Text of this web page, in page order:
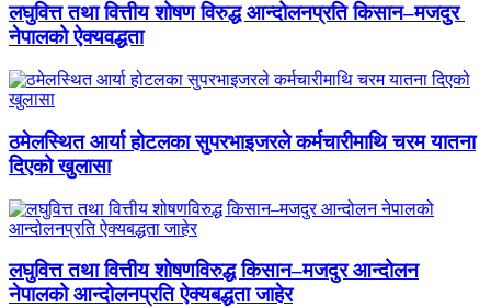
लघुवित्त तथा वित्तीय शोषण विरुद्ध आन्दोलनप्रति किसान–मजदुर
नेपालको ऐक्यवद्धता
ठमेलस्थित आर्या होटलका सुपरभाइजरले कर्मचारीमाथि चरम यातना
दिएको खुलासा
लघुवित्त तथा वित्तीय शोषणविरुद्ध किसान–मजदुर आन्दोलन
नेपालको आन्दोलनप्रति ऐक्यबद्धता जाहेर